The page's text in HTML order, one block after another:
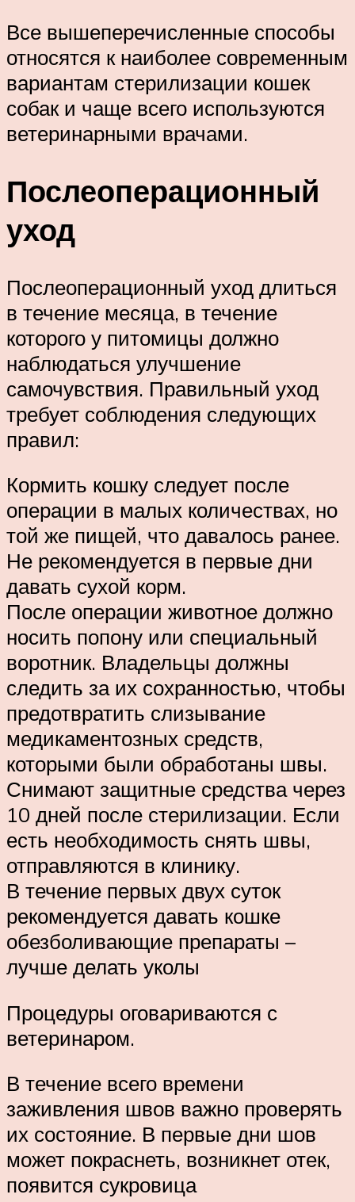
Все вышеперечисленные способы
относятся к наиболее современным
вариантам стерилизации кошек
собак и чаще всего используются
ветеринарными врачами.
Послеоперационный
уход
Послеоперационный уход длиться
в течение месяца, в течение
которого у питомицы должно
наблюдаться улучшение
самочувствия. Правильный уход
требует соблюдения следующих
правил:
Кормить кошку следует после
операции в малых количествах, но
той же пищей, что давалось ранее.
Не рекомендуется в первые дни
давать сухой корм.
После операции животное должно
носить попону или специальный
воротник. Владельцы должны
следить за их сохранностью, чтобы
предотвратить слизывание
медикаментозных средств,
которыми были обработаны швы.
Снимают защитные средства через
10 дней после стерилизации. Если
есть необходимость снять швы,
отправляются в клинику.
В течение первых двух суток
рекомендуется давать кошке
обезболивающие препараты –
лучше делать уколы
Процедуры оговариваются с
ветеринаром.
В течение всего времени
заживления швов важно проверять
их состояние. В первые дни шов
может покраснеть, возникнет отек,
появится сукровица